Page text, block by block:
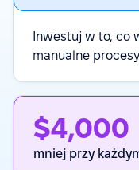
Inwestuj w to, co
manualne
$4,000
mniej przy